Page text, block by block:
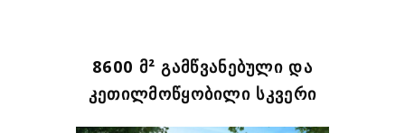
8600 Მ² ᲒᲐᲛᲬᲕᲐᲜᲔᲑᲣᲚᲘ ᲓᲐ
ᲙᲔᲗᲘᲚᲛᲝᲬᲧᲝᲑᲘᲚᲘ ᲡᲙᲕᲔᲠᲘ